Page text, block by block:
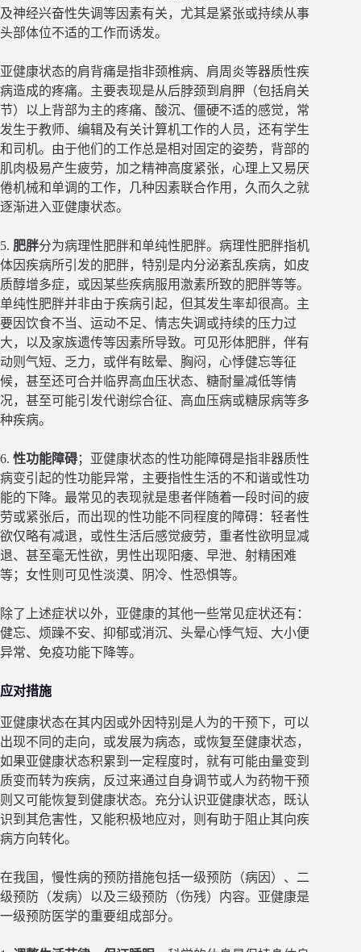
及神经兴奋性失调等因素有关，尤其是紧张或持续从事
头部体位不适的工作而诱发。
亚健康状态的肩背痛是指非颈椎病、肩周炎等器质性疾
病造成的疼痛。主要表现是从后脖颈到肩胛（包括肩关
节）以上背部为主的疼痛、酸沉、僵硬不适的感觉，常
发生于教师、编辑及有关计算机工作的人员，还有学生
和司机。由于他们的工作总是相对固定的姿势，背部的
肌肉极易产生疲劳，加之精神高度紧张，心理上又易厌
倦机械和单调的工作，几种因素联合作用，久而久之就
逐渐进入亚健康状态。
5. 肥胖分为病理性肥胖和单纯性肥胖。病理性肥胖指机
体因疾病所引发的肥胖，特别是内分泌紊乱疾病，如皮
质醇增多症，或因某些疾病服用激素所致的肥胖等等。
单纯性肥胖并非由于疾病引起，但其发生率却很高。主
要因饮食不当、运动不足、情志失调或持续的压力过
大，以及家族遗传等因素所导致。可见形体肥胖，伴有
动则气短、乏力，或伴有眩晕、胸闷，心悸健忘等征
候，甚至还可合并临界高血压状态、糖耐量减低等情
况，甚至可能引发代谢综合征、高血压病或糖尿病等多
种疾病。
6. 性功能障碍；亚健康状态的性功能障碍是指非器质性
病变引起的性功能异常，主要指性生活的不和谐或性功
能的下降。最常见的表现就是患者伴随着一段时间的疲
劳或紧张后，而出现的性功能不同程度的障碍：轻者性
欲仅略有减退，或性生活后感觉疲劳，重者性欲明显减
退、甚至毫无性欲，男性出现阳痿、早泄、射精困难
等；女性则可见性淡漠、阴冷、性恐惧等。
除了上述症状以外，亚健康的其他一些常见症状还有：
健忘、烦躁不安、抑郁或消沉、头晕心悸气短、大小便
异常、免疫功能下降等。
应对措施
亚健康状态在其内因或外因特别是人为的干预下，可以
出现不同的走向，或发展为病态，或恢复至健康状态，
如果亚健康状态积累到一定程度时，就有可能由量变到
质变而转为疾病，反过来通过自身调节或人为药物干预
则又可能恢复到健康状态。充分认识亚健康状态，既认
识到其危害性，又能积极地应对，则有助于阻止其向疾
病方向转化。
在我国，慢性病的预防措施包括一级预防（病因）、二
级预防（发病）以及三级预防（伤残）内容。亚健康是
一级预防医学的重要组成部分。